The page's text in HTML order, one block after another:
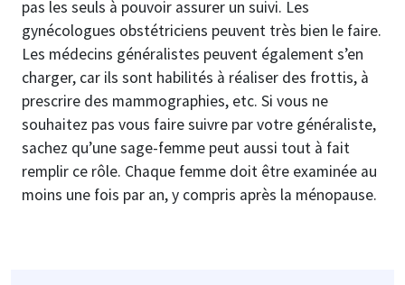
pas les seuls à pouvoir assurer un suivi. Les
gynécologues obstétriciens peuvent très bien le faire.
Les médecins généralistes peuvent également s’en
charger, car ils sont habilités à réaliser des frottis, à
prescrire des mammographies, etc. Si vous ne
souhaitez pas vous faire suivre par votre généraliste,
sachez qu’une sage-femme peut aussi tout à fait
remplir ce rôle. Chaque femme doit être examinée au
moins une fois par an, y compris après la ménopause.